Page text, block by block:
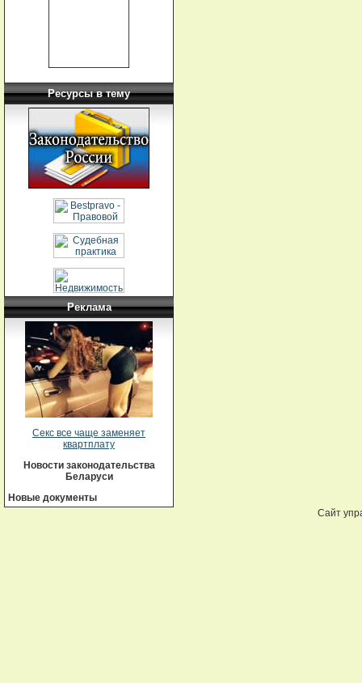
Ресурсы в тему
Реклама
Секс все чаще заменяет
квартплату
Новости законодательства
Беларуси
Новые документы
Сайт